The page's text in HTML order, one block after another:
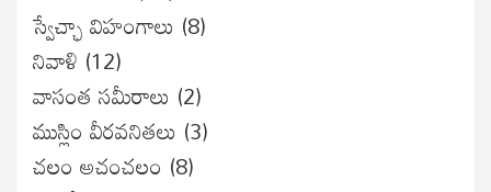
స్వేచ్ఛా విహంగాలు (8)
నివాళి (12)
వాసంత సమీరాలు (2)
ముస్లిం వీరవనితలు (3)
చలం అచంచలం (8)